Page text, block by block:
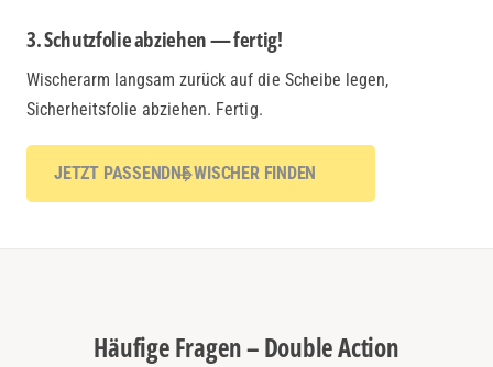
3. Schutzfolie abziehen — fertig!
Wischerarm langsam zurück auf die Scheibe legen,
Sicherheitsfolie abziehen. Fertig.
JETZT PASSENDNE WISCHER FINDEN
Häufige Fragen – Double Action